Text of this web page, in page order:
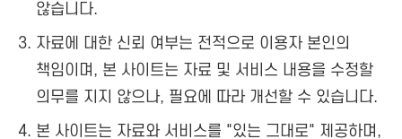
않습니다.
자료에 대한 신뢰 여부는 전적으로 이용자 본인의
책임이며, 본 사이트는 자료 및 서비스 내용을 수정할
의무를 지지 않으나, 필요에 따라 개선할 수 있습니다.
본 사이트는 자료와 서비스를 "있는 그대로" 제공하며,